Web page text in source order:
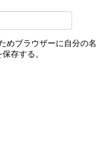
めブラウザーに自分の名
存する。